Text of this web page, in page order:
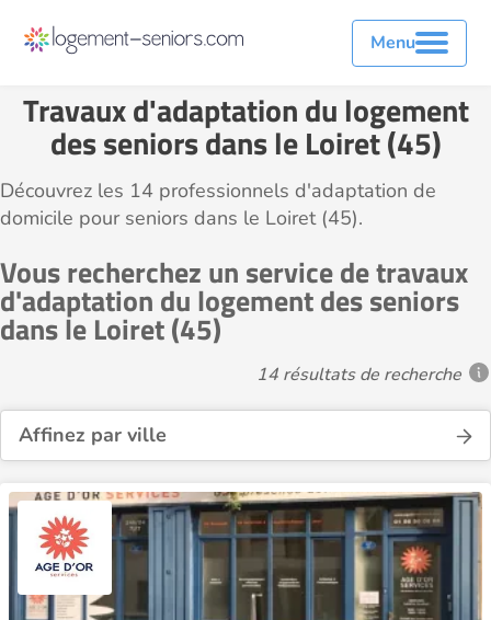
Menu
Travaux d'adaptation du logement
des seniors dans le Loiret (45)
Découvrez les 14 professionnels d'adaptation de
domicile pour seniors dans le Loiret (45).
Vous recherchez un service de travaux
d'adaptation du logement des seniors
dans le Loiret (45)
14 résultats de recherche
Affinez par ville